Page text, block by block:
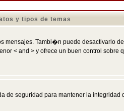
y tipos de temas
Tambi�n puede desactivarlo
< and > y ofrece un buen control
seguridad para mantener la